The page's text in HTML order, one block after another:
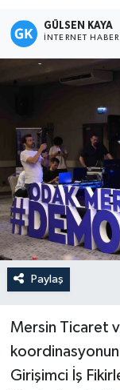
GÜLSEN KAYA
İNTERNET
Paylaş
Mersin Ticaret
Girişimci İş
Sağlık
Spor
Sürmanşet
Teknoloji